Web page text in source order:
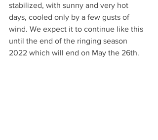
stabilized, with sunny and very hot
days, cooled only by a few gusts of
wind. We expect it to continue like this
until the end of the ringing season
2022 which will end on May the 26th.